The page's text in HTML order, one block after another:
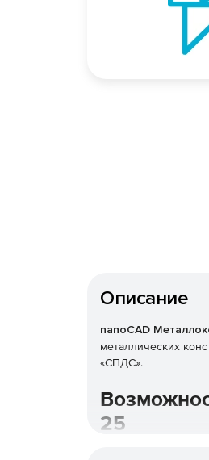
Описание
nanoCAD
металлических
«СПДС».
25